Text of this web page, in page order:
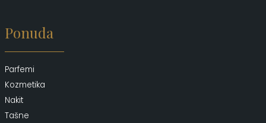
Ponuda
Parfemi
Kozmetika
Nakit
Tašne